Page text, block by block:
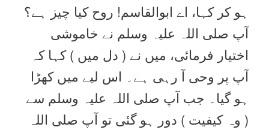
ہو کر کہا، اے ابوالقاسم! روح کیا چیز ہے؟
آپ صلی اللہ علیہ وسلم نے خاموشی
اختیار فرمائی، میں نے ( دل میں ) کہا کہ
آپ پر وحی آ رہی ہے۔ اس لیے میں کھڑا
ہو گیا۔ جب آپ صلی اللہ علیہ وسلم سے
( وہ کیفیت ) دور ہو گئی تو آپ صلی اللہ